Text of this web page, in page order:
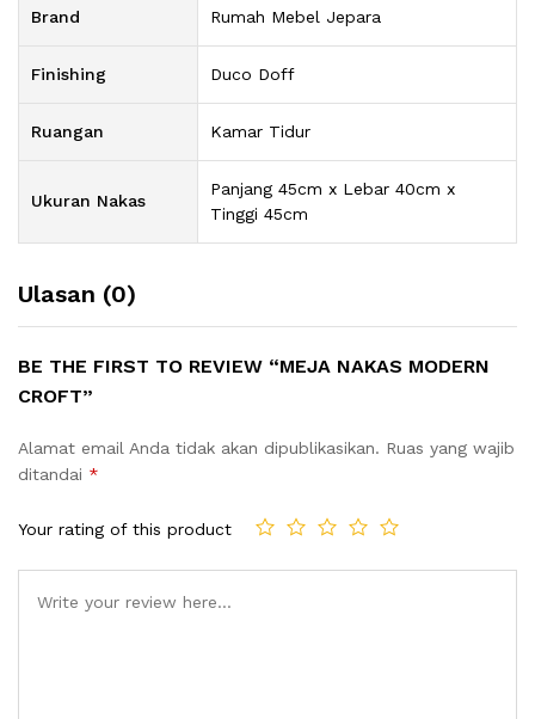
Brand Rumah Mebel Jepara
Finishing Duco Doff
Ruangan Kamar Tidur
Ukuran Nakas
Panjang 45cm x Lebar 40cm x
Tinggi 45cm
Ulasan (0)
BE THE FIRST TO REVIEW “MEJA NAKAS MODERN
CROFT”
Alamat email Anda tidak akan dipublikasikan. Ruas yang wajib
ditandai *
Your rating of this product